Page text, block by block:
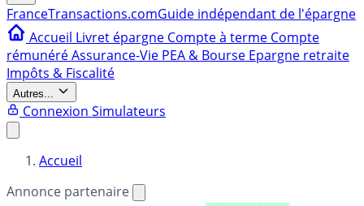
FranceTransactions.comGuide indépendant de l'épargne
Accueil Livret épargne Compte à terme Compte
rémunéréAssurance-Vie PEA & Bourse Epargne retraite
Impôts & Fiscalité
Autres...
Connexion Simulateurs
Accueil
Annonce partenaire